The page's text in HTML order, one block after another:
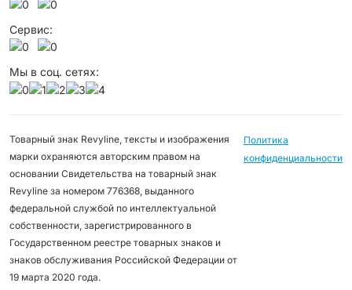
Сервис:
Мы в соц. сетях:
Товарный знак Revyline, тексты и изображения
марки охраняются авторским правом на
основании Свидетельства на товарный знак
Revyline за номером 776368, выданного
федеральной службой по интеллектуальной
собственности, зарегистрированного в
Государственном реестре товарных знаков и
знаков обслуживания Российской Федерации от
19 марта 2020 года.
Политика
конфиденциальности